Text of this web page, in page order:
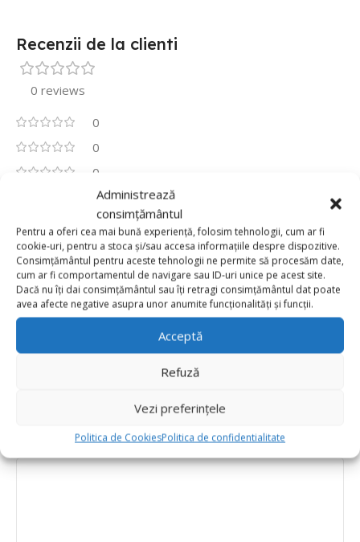
Administrează
consimțământul
Pentru a oferi cea mai bună experiență, folosim tehnologii, cum ar fi
cookie-uri, pentru a stoca și/sau accesa informațiile despre dispozitive.
Consimțământul pentru aceste tehnologii ne permite să procesăm date,
cum ar fi comportamentul de navigare sau ID-uri unice pe acest site.
Dacă nu îți dai consimțământul sau îți retragi consimțământul dat poate
avea afecte negative asupra unor anumite funcționalități și funcții.
Acceptă
Refuză
Vezi preferințele
Politica de CookiesPolitica de confidentialitate
Recenzii de la clienti
0 reviews
0
0
0
0
0
Fii primul care scrii o recenzie pentru „Balon Folie
Inima 13cm , Roz Auriu”
Adresa ta de email nu va fi publicată. Câmpurile obligatorii
sunt marcate cu*
Recenzia ta*